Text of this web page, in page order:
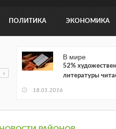
ПОЛИТИКА ЭКОНОМИКА
В мире
52%
литературы
18.01.2016